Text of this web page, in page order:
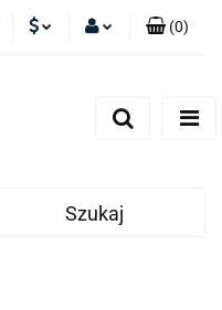
(0)
Szukaj